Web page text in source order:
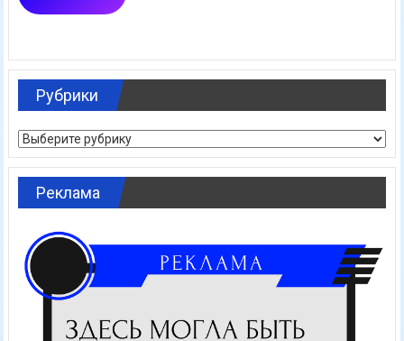
Рубрики
Рубрики
Реклама